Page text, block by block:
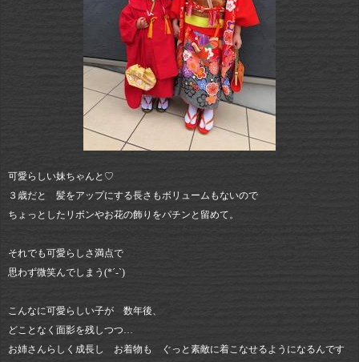
可愛らしい妹ちゃんと♡
３歳だと 髪をアップにする長さもボリュームもないので
ちょっとしたリボンやお花の飾りをパチンと留めて。
それでも可愛らしさ満点で
思わず微笑んでしまう(*´-`)
こんなに可愛らしい子が 数年後、
どことなく面影を残しつつ…
お姉さんらしく成長し お着物も ぐっと素敵に着こなせるようになるんです